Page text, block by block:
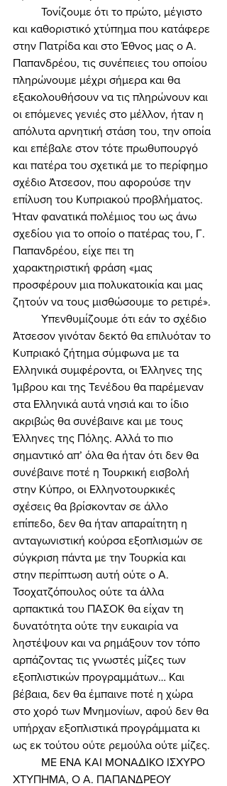
και καθοριστικό χτύπημα που κατάφερε
στην Πατρίδα και στο Έθνος μας ο Α.
Παπανδρέου, τις συνέπειες του οποίου
πληρώνουμε μέχρι σήμερα και θα
εξακολουθήσουν να τις πληρώνουν και
οι επόμενες γενιές στο μέλλον, ήταν η
απόλυτα αρνητική στάση του, την οποία
και επέβαλε στον τότε πρωθυπουργό
και πατέρα του σχετικά με το περίφημο
σχέδιο Άτσεσον, που αφορούσε την
επίλυση του Κυπριακού προβλήματος.
Ήταν φανατικά πολέμιος του ως άνω
σχεδίου για το οποίο ο πατέρας του, Γ.
Παπανδρέου, είχε πει τη
χαρακτηριστική φράση «μας
προσφέρουν μια πολυκατοικία και μας
ζητούν να τους μισθώσουμε το ρετιρέ».
Άτσεσον γινόταν δεκτό θα επιλυόταν το
Κυπριακό ζήτημα σύμφωνα με τα
Ελληνικά συμφέροντα, οι Έλληνες της
Ίμβρου και της Τενέδου θα παρέμεναν
στα Ελληνικά αυτά νησιά και το ίδιο
ακριβώς θα συνέβαινε και με τους
Έλληνες της Πόλης. Αλλά το πιο
σημαντικό απ’ όλα θα ήταν ότι δεν θα
συνέβαινε ποτέ η Τουρκική εισβολή
στην Κύπρο, οι Ελληνοτουρκικές
σχέσεις θα βρίσκονταν σε άλλο
επίπεδο, δεν θα ήταν απαραίτητη η
ανταγωνιστική κούρσα εξοπλισμών σε
σύγκριση πάντα με την Τουρκία και
στην περίπτωση αυτή ούτε ο Α.
Τσοχατζόπουλος ούτε τα άλλα
αρπακτικά του ΠΑΣΟΚ θα είχαν τη
δυνατότητα ούτε την ευκαιρία να
ληστέψουν και να ρημάξουν τον τόπο
αρπάζοντας τις γνωστές μίζες των
εξοπλιστικών προγραμμάτων… Και
βέβαια, δεν θα έμπαινε ποτέ η χώρα
στο χορό των Μνημονίων, αφού δεν θα
υπήρχαν εξοπλιστικά προγράμματα κι
ως εκ τούτου ούτε ρεμούλα ούτε μίζες.
ΧΤΥΠΗΜΑ, Ο Α. ΠΑΠΑΝΔΡΕΟΥ